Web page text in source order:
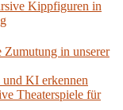
Kippfiguren in
Zumutung in unserer
KI erkennen
Theaterspiele für